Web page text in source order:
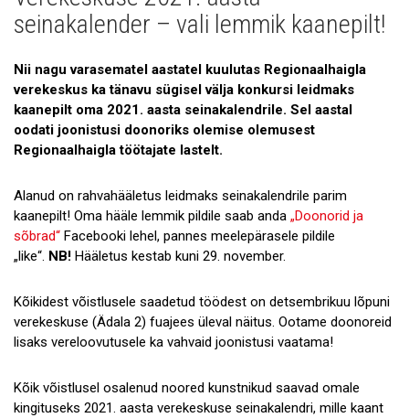
Galerii
Koostöö
Tule tööle!
Tule ekskursioonile!
Andmekaitse
seinakalender – vali lemmik kaanepilt!
Nii nagu varasematel aastatel kuulutas Regionaalhaigla
verekeskus ka tänavu sügisel välja konkursi leidmaks
kaanepilt oma 2021. aasta seinakalendrile. Sel aastal
oodati joonistusi doonoriks olemise olemusest
Regionaalhaigla töötajate lastelt.
Alanud on rahvahääletus leidmaks seinakalendrile parim
kaanepilt! Oma hääle lemmik pildile saab anda „Doonorid ja
sõbrad“ Facebooki lehel, pannes meelepärasele pildile
„like“. NB! Hääletus kestab kuni 29. november.
Kõikidest võistlusele saadetud töödest on detsembrikuu lõpuni
verekeskuse (Ädala 2) fuajees üleval näitus. Ootame doonoreid
lisaks vereloovutusele ka vahvaid joonistusi vaatama!
Kõik võistlusel osalenud noored kunstnikud saavad omale
kingituseks 2021. aasta verekeskuse seinakalendri, mille kaant